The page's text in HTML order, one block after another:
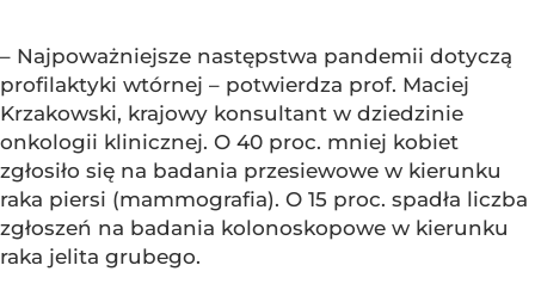
– Najpoważniejsze następstwa pandemii dotyczą
profilaktyki wtórnej – potwierdza prof. Maciej
Krzakowski, krajowy konsultant w dziedzinie
onkologii klinicznej. O 40 proc. mniej kobiet
zgłosiło się na badania przesiewowe w kierunku
raka piersi (mammografia). O 15 proc. spadła liczba
zgłoszeń na badania kolonoskopowe w kierunku
raka jelita grubego.